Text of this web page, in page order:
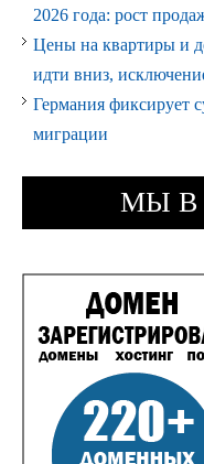
2026 года: рост
Цены на квартиры и
идти вниз,
Германия фиксирует
миграции
МЫ В